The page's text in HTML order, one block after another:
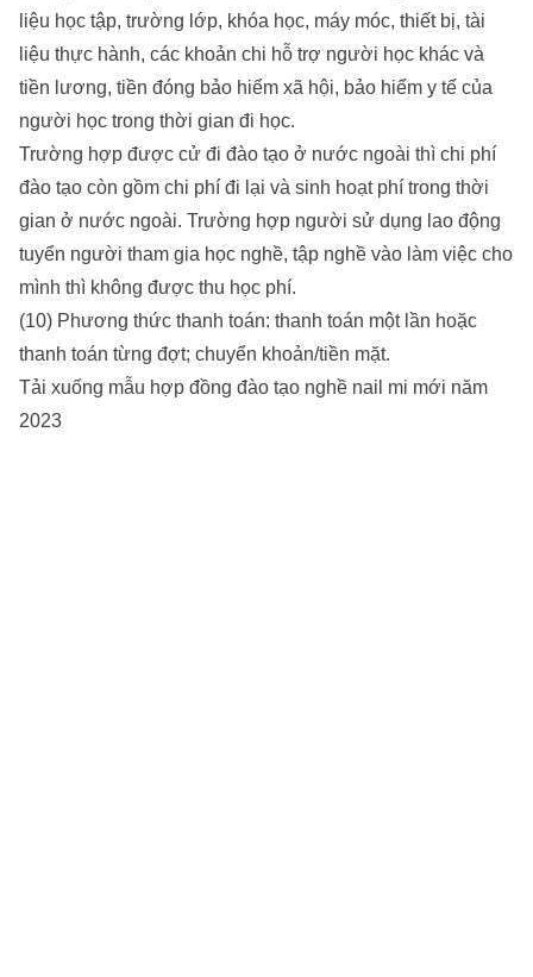
liệu học tập, trường lớp, khóa học, máy móc, thiết bị, tài
liệu thực hành, các khoản chi hỗ trợ người học khác và
tiền lương, tiền đóng bảo hiểm xã hội, bảo hiểm y tế của
người học trong thời gian đi học.
Trường hợp được cử đi đào tạo ở nước ngoài thì chi phí
đào tạo còn gồm chi phí đi lại và sinh hoạt phí trong thời
gian ở nước ngoài. Trường hợp người sử dụng lao động
tuyển người tham gia học nghề, tập nghề vào làm việc cho
mình thì không được thu học phí.
(10) Phương thức thanh toán: thanh toán một lần hoặc
thanh toán từng đợt; chuyển khoản/tiền mặt.
Tải xuống mẫu hợp đồng đào tạo nghề nail mi mới năm
2023